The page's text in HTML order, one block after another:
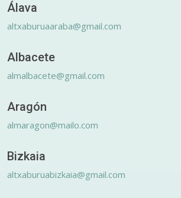
Álava
altxaburuaaraba@gmail.com
Albacete
almalbacete@gmail.com
Aragón
almaragon@mailo.com
Bizkaia
altxaburuabizkaia@gmail.com